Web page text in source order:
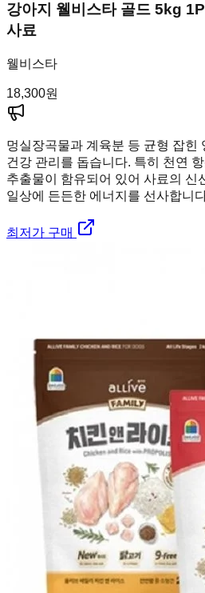
강아지 웰비스타 골드 5kg
사료
웰비스타
18,300원
멍실장곡물과 계육분 등 균형 잡힌
건강 관리를 돕습니다. 특히 천연
추출물이 함유되어 있어 사료의 신
일상에 든든한 에너지를 선사합니
최저가 구매